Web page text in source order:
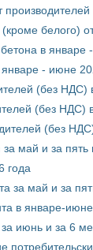
белого)
в январе
- июне
(без НДС)
(без НДС)
(без
май и за
года
за май и за
в январе-
июнь и за 6